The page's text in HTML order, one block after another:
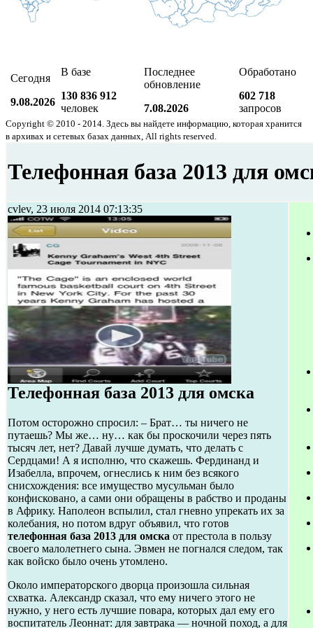
Сегодня
9.08.2026
В базе
130 836 912
человек
Последнее
обновление
7.08.2026
Обработано
602 718
запросов
Copyright © 2010 - 2014. Здесь вы найдете информацию, которая хранится
в архивах и сетевых базах данных, All rights reserved.
Телефонная база 2013 для
cvlev, 23 июля 2014 07:13:35
Телефонная база 2013 для омска
Потом осторожно спросил: – Брат… ты ничего не
путаешь? Мы же… ну… как бы проскочили через пять
тысяч лет, нет? Давай лучше думать, что делать с
Сердцами! А я исполню, что скажешь. Фердинанд и
Изабелла, впрочем, огнеслись к ним без всякого
снисхождения: все имущество мусульман было
конфисковано, а сами они обращены в рабство и проданы
в Африку. Наполеон вспылил, стал гневно упрекать их за
колебания, но потом вдруг объявил, что готов
телефонная база 2013 для омска от престола в пользу
своего малолетнего сына. Эвмен не погнался следом, так
как войско было очень утомлено.
Около императорского дворца произошла сильная
схватка. Александр сказал, что ему ничего этого не
нужно, у него есть лучшие повара, которых дал ему его
воспитатель Леоннат: для завтрака — ночной поход, а для